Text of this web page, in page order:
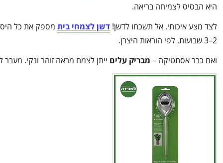
היא הבסיס לצמיחה בריאה.
לצד מצע איכותי, אל תשכחו לדשן! דשן לצמחי בית מספק את כל
2–3 שבועות, לפי הוראות היצרן.
ואם כבר אסתטיקה – מבריק עלים ייתן לצמח מראה זוהר ונקי.